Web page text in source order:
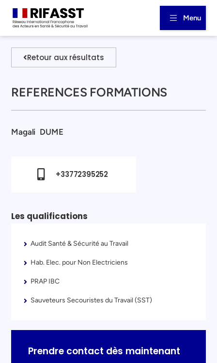
Menu
Retour aux résultats
REFERENCES FORMATIONS
Magali DUME
+33772395252
Les qualifications
Audit Santé & Sécurité au Travail
Hab. Elec. pour Non Electriciens
PRAP IBC
Sauveteurs Secouristes du Travail (SST)
Prendre contact dès maintenant